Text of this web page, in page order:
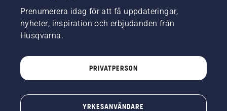
Prenumerera idag för att få uppdateringar,
nyheter, inspiration och erbjudanden från
Husqvarna.
PRIVATPERSON
YRKESANVÄNDARE